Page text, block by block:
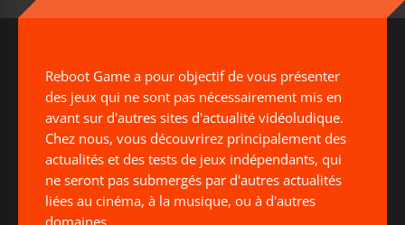
Reboot Game a pour objectif de vous présenter
des jeux qui ne sont pas nécessairement mis en
avant sur d'autres sites d'actualité vidéoludique.
Chez nous, vous découvrirez principalement des
actualités et des tests de jeux indépendants, qui
ne seront pas submergés par d'autres actualités
liées au cinéma, à la musique, ou à d'autres
domaines...